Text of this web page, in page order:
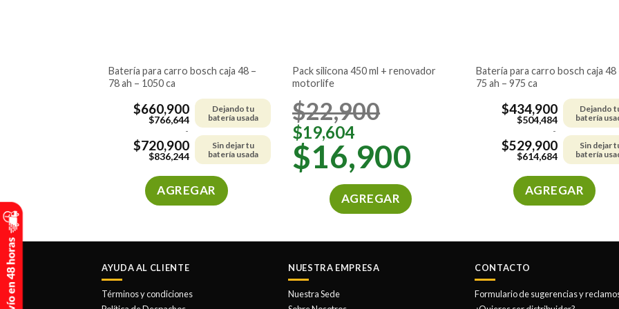
batería para carro bosch caja 48 –
78 ah – 1050 ca
$660,900
$766,644
Dejando tu
batería usada
-
$720,900
$836,244
Sin dejar tu
batería usada
AGREGAR
tiene
Las
pack silicona 450 ml + renovador
motorlife
$22,900
$19,604
$16,900
AGREGAR
batería para carro bosch caja 48 –
75 ah – 975 ca
$434,900
$504,484
Dejando
batería
-
$529,900
$614,684
Sin dejar
batería
AGREGAR
tiene
Las
AYUDA AL CLIENTE
Términos y condiciones
NUESTRA EMPRESA
Nuestra Sede
CONTACTO
Formulario de sugerencias y